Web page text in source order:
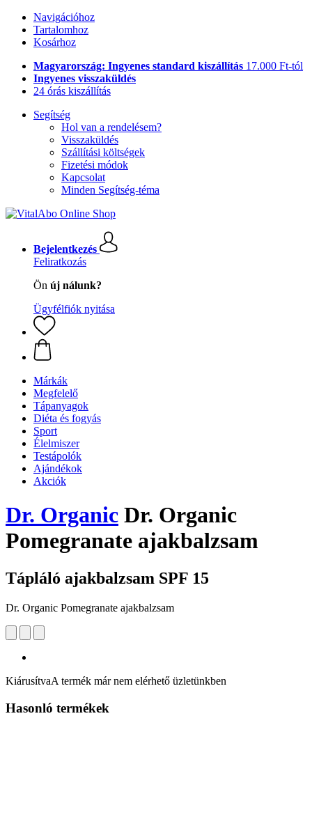
Navigációhoz
Tartalomhoz
Kosárhoz
Magyarország: Ingyenes standard kiszállítás 17.000 Ft-tól
Ingyenes visszaküldés
24 órás kiszállítás
Segítség
Hol van a rendelésem?
Visszaküldés
Szállítási költségek
Fizetési módok
Kapcsolat
Minden Segítség-téma
Bejelentkezés
Feliratkozás
Ön új nálunk?
Ügyfélfiók nyitása
Márkák
Megfelelő
Tápanyagok
Diéta és fogyás
Sport
Élelmiszer
Testápolók
Ajándékok
Akciók
Dr. Organic Dr. Organic
Pomegranate ajakbalzsam
Tápláló ajakbalzsam SPF 15
Dr. Organic Pomegranate ajakbalzsam
KiárusítvaA termék már nem elérhető üzletünkben
Hasonló termékek